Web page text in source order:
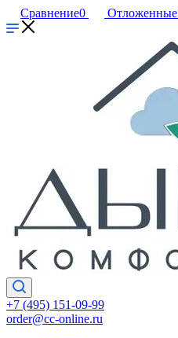
Сравнение0 Отложенные
+7 (495) 151-09-99
order@cc-online.ru